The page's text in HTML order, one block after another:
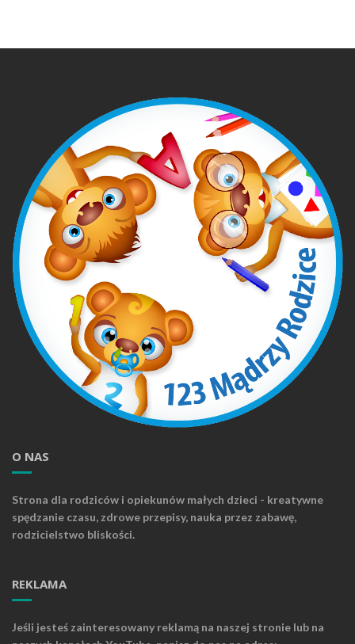
O NAS
Strona dla rodziców i opiekunów małych dzieci - kreatywne
spędzanie czasu, zdrowe przepisy, nauka przez zabawę,
rodzicielstwo bliskości.
REKLAMA
Jeśli jesteś zainteresowany reklamą na naszej stronie lub na